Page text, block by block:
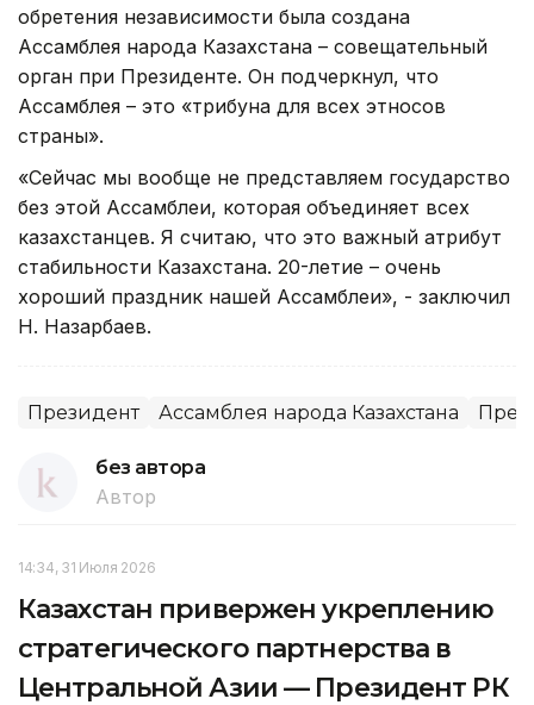
обретения независимости была создана
Ассамблея народа Казахстана – совещательный
орган при Президенте. Он подчеркнул, что
Ассамблея – это «трибуна для всех этносов
страны».
«Сейчас мы вообще не представляем государство
без этой Ассамблеи, которая объединяет всех
казахстанцев. Я считаю, что это важный атрибут
стабильности Казахстана. 20-летие – очень
хороший праздник нашей Ассамблеи», - заключил
Н. Назарбаев.
Президент Ассамблея народа Казахстана
без автора
Автор
14:34, 31 Июля 2026
Казахстан привержен укреплению
стратегического партнерства в
Центральной Азии — Президент РК